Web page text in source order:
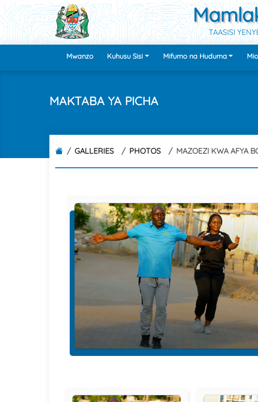
TAASISI
Mwanzo Kuhusu Sisi Mifumo na Huduma
MAKTABA YA PICHA
GALLERIES PHOTOS MAZOEZI KWA AFYA